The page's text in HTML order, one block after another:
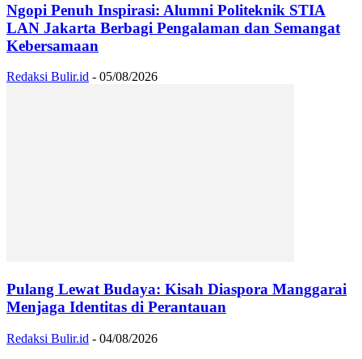
Ngopi Penuh Inspirasi: Alumni Politeknik STIA
LAN Jakarta Berbagi Pengalaman dan Semangat
Kebersamaan
Redaksi Bulir.id - 05/08/2026
Pulang Lewat Budaya: Kisah Diaspora Manggarai
Menjaga Identitas di Perantauan
Redaksi Bulir.id - 04/08/2026